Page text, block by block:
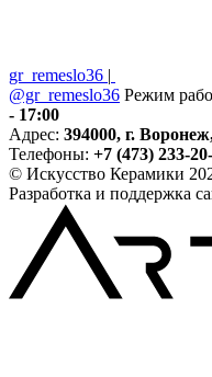
gr_remeslo36 |
@gr_remeslo36 Режим
- 17:00
Адрес: 394000, г.
Телефоны: +7 (473) 233-
© Искусство Керамики
Разработка и поддержка